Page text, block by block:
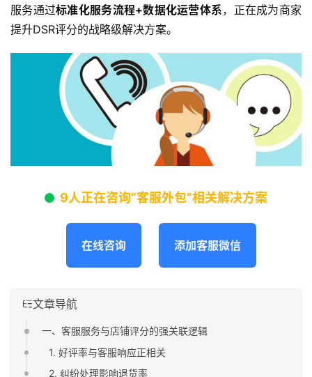
服务通过标准化服务流程+数据化运营体系，正在成为商家
提升DSR评分的战略级解决方案。
9人正在咨询“客服外包”相关解决方案
在线咨询 添加客服微信
文章导航
一、客服服务与店铺评分的强关联逻辑
1. 好评率与客服响应正相关
2. 纠纷处理影响退货率